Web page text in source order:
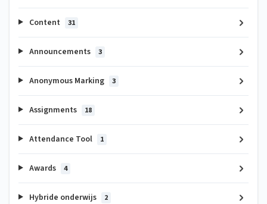
Content 31
Announcements 3
Anonymous Marking 3
Assignments 18
Attendance Tool 1
Awards 4
Hybride onderwijs 2